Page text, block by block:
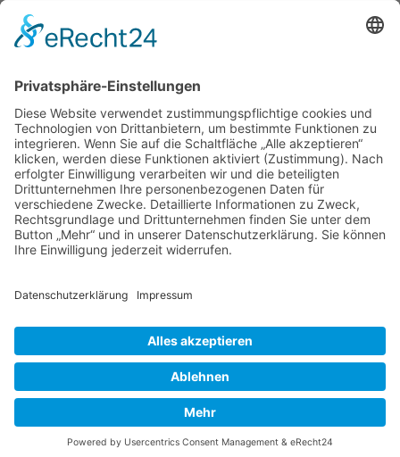
Voice Dialogue
Tierheilkunde aktuell
Ausbildung z. Tierheilpraktiker/in
Therapien und Verfahren
Tierpsychologie
Ernährungsberater/in für Tiere
Farb- und Lichttherapie
Hunde- und Katzenpsychologie
Hundeführer/in und Kynologe/in
Naturgemäße Tierheilkunde
Telepathische Tierkommunikation
Tierhomöopathie
Heilpraktikerschulen
Naturheilkunde
Osteopath/in
Partner - Marktplatz
Impressum
Datenschutzerklärung
Heilpraktikerschule